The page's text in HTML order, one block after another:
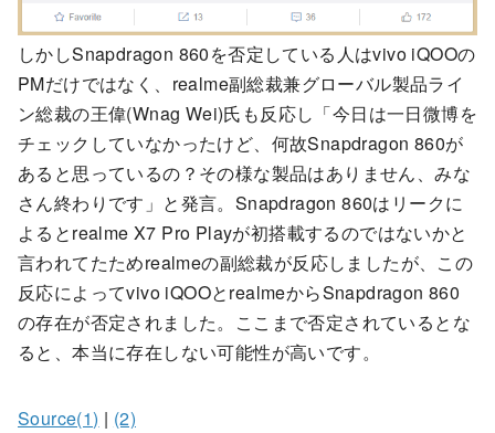
しかしSnapdragon 860を否定している人はvivo iQOOの
PMだけではなく、realme副総裁兼グローバル製品ライ
ン総裁の王偉(Wnag Wei)氏も反応し「今日は一日微博を
チェックしていなかったけど、何故Snapdragon 860が
あると思っているの？その様な製品はありません、みな
さん終わりです」と発言。Snapdragon 860はリークに
よるとrealme X7 Pro Playが初搭載するのではないかと
言われてたためrealmeの副総裁が反応しましたが、この
反応によってvivo iQOOとrealmeからSnapdragon 860
の存在が否定されました。ここまで否定されているとな
ると、本当に存在しない可能性が高いです。
Source(1) | (2)